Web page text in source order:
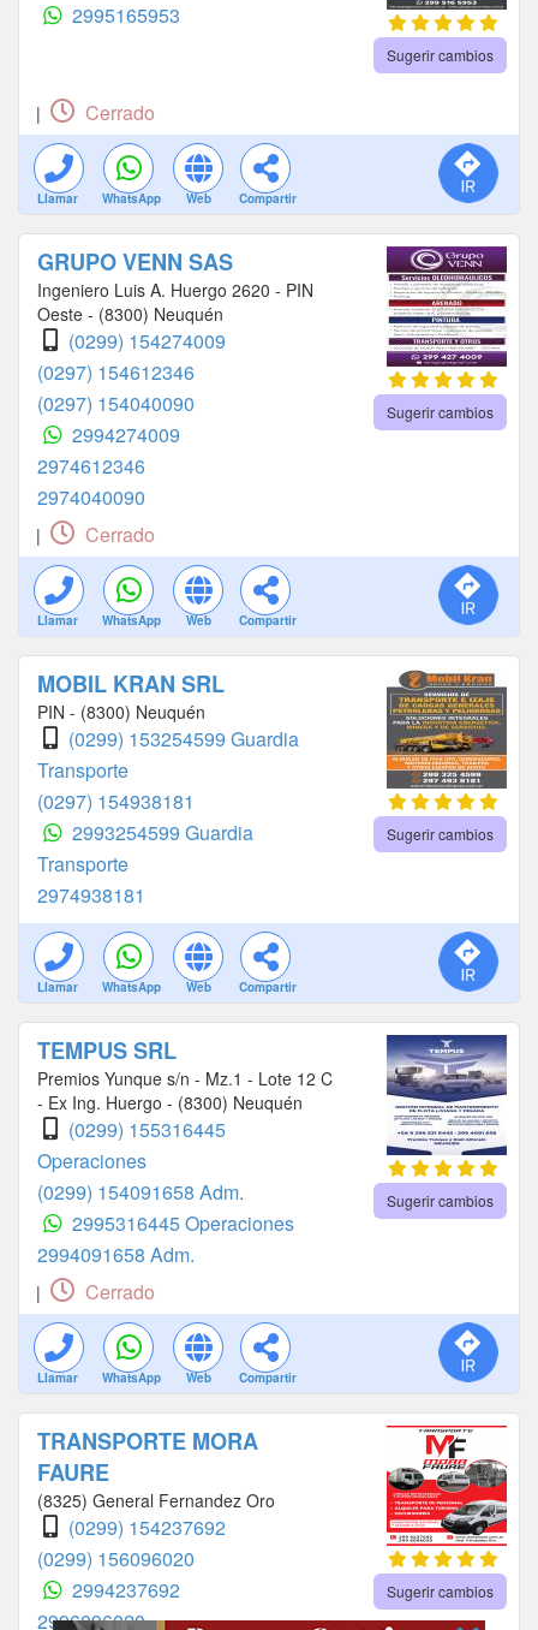
2995165953
Sugerir cambios
| Cerrado
Llamar WhatsApp Web Compartir
GRUPO VENN SAS
Ingeniero Luis A. Huergo 2620 - PIN
Oeste - (8300) Neuquén
(0299) 154274009
(0297) 154612346
(0297) 154040090
2994274009
2974612346
2974040090
Sugerir cambios
| Cerrado
Llamar WhatsApp Web Compartir
MOBIL KRAN SRL
PIN - (8300) Neuquén
(0299) 153254599 Guardia
Transporte
(0297) 154938181
2993254599 Guardia
Transporte
2974938181
Sugerir cambios
Llamar WhatsApp Web Compartir
TEMPUS SRL
Premios Yunque s/n - Mz.1 - Lote 12 C
- Ex Ing. Huergo - (8300) Neuquén
(0299) 155316445
Operaciones
(0299) 154091658 Adm.
2995316445 Operaciones
2994091658 Adm.
Sugerir cambios
| Cerrado
Llamar WhatsApp Web Compartir
TRANSPORTE MORA
FAURE
(8325) General Fernandez Oro
(0299) 154237692
(0299) 156096020
2994237692
2996096020
Sugerir cambios